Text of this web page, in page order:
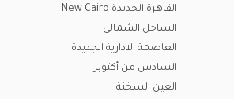
القاهرة الجديدة New Cairo
الساحل الشمالى
العاصمة الادارية الجديدة
السادس من أكتوبر
العين السخنة